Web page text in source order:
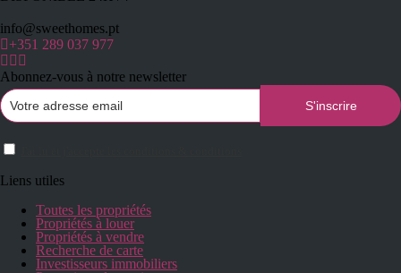
info@sweethomes.pt
+351 289 037 977
Abonnez-vous à notre newsletter
Liens utiles
Toutes les propriétés
Propriétés à louer
Propriétés à vendre
Recherche de carte
Investisseurs immobiliers